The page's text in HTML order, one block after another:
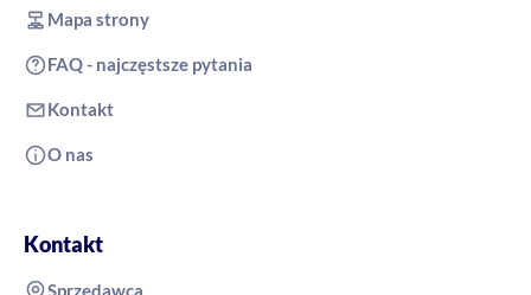
Mapa strony
FAQ - najczęstsze pytania
Kontakt
O nas
Kontakt